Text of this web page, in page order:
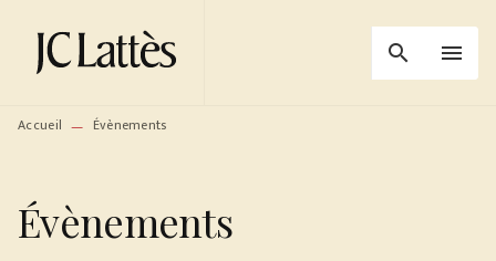
MENU RECHERCHE
PIED DE PAGE
search menu
Accueil — Évènements
Évènements